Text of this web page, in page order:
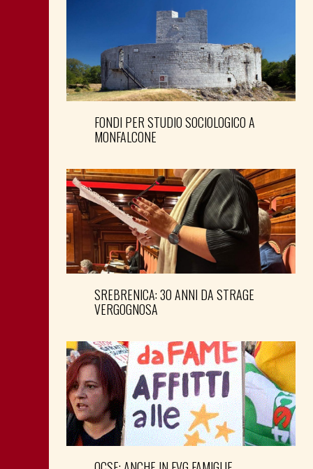
FONDI PER STUDIO SOCIOLOGICO A
MONFALCONE
SREBRENICA: 30 ANNI DA STRAGE
VERGOGNOSA